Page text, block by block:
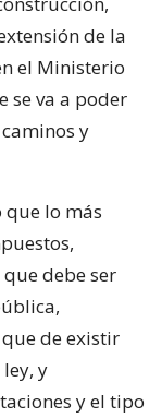
de la
el Ministerio
se va a poder
y
lo más
debe ser
de existir
y
y el tipo